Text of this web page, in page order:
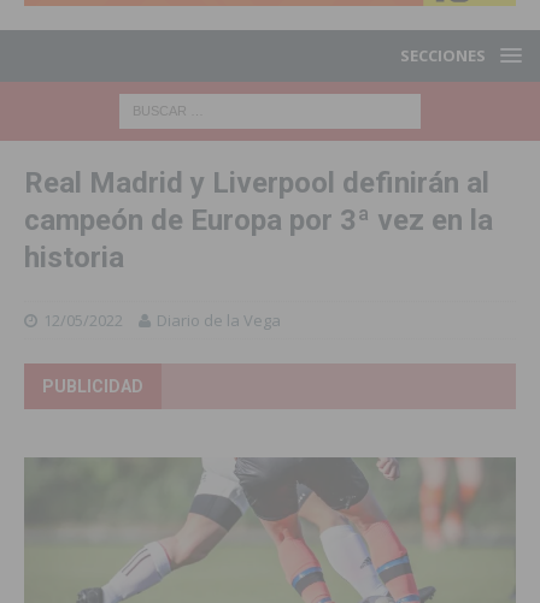
SECCIONES
Real Madrid y Liverpool definirán al
campeón de Europa por 3ª vez en la
historia
12/05/2022 Diario de la Vega
PUBLICIDAD